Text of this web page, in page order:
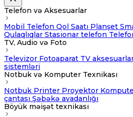
Telefon və Aksesuarlar
Mobil Telefon Qol Saatı Planşet
Qulaqlıqlar Stasionar telefon
TV, Audio və Foto
Televizor Fotoaparat TV
sistemləri
Notbuk və Komputer Texnikası
Notbuk Printer Proyektor
çantası Şəbəkə avadanlığı
Böyük məişət texnikası